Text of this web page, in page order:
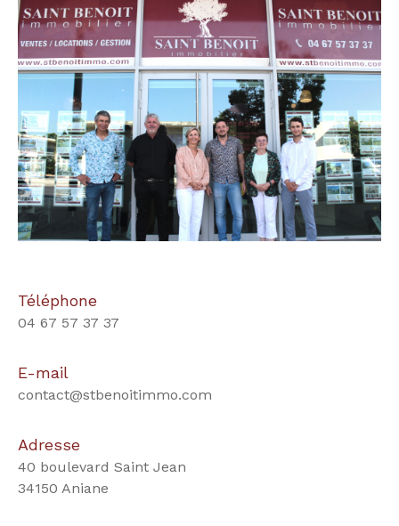
Téléphone
04 67 57 37 37
E-mail
contact@stbenoitimmo.com
Adresse
40 boulevard Saint Jean
34150 Aniane